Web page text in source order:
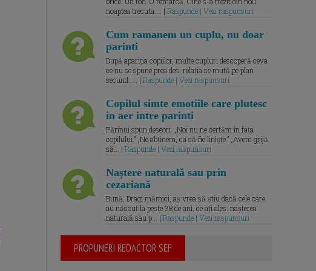
noaptea trecuta.... | Raspunde | Vezi raspunsuri
Cum ramanem un cuplu, nu doar
parinti
După apariția copiilor, multe cupluri descoperă ceva
ce nu se spune prea des: relația se mută pe plan
secund. ... | Raspunde | Vezi raspunsuri
Copilul simte emotiile care plutesc
in aer intre parinti
Părinții spun deseori: „Noi nu ne certăm în fața
copilului.” „Ne abținem, ca să fie liniște.” „Avem grijă
să... | Raspunde | Vezi raspunsuri
Naștere naturală sau prin
cezariană
Bună, Dragi mămici, aș vrea să știu dacă cele care
au născut la peste 38 de ani, ce ați ales: nașterea
naturală sau p... | Raspunde | Vezi raspunsuri
PROPUNERI REDACTOR SEF